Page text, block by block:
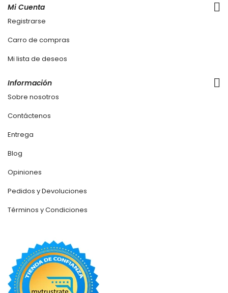
Mi Cuenta
Registrarse
Carro de compras
Mi lista de deseos
Información
Sobre nosotros
Contáctenos
Entrega
Blog
Opiniones
Pedidos y Devoluciones
Términos y Condiciones